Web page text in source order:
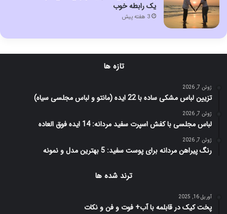
یک رابطه خوب
3 هفته پیش
تازه ها
ژوئن 7, 2026
تزیین لباس مشکی ساده با 22 ایده (مانتو و لباس مجلسی سیاه)
ژوئن 7, 2026
لباس مجلسی با کفش اسپرت سفید مردانه: 14 ایده فوق العاده
ژوئن 7, 2026
رنگ پیراهن مردانه برای پوست سفید: 5 بهترین مدل و نمونه
ترند شده ها
آوریل 16, 2025
پخت کیک در قابلمه با آب+ فوت و فن و نکات